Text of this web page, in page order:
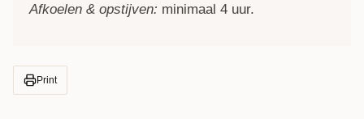
Afkoelen & opstijven: minimaal 4 uur.
Print